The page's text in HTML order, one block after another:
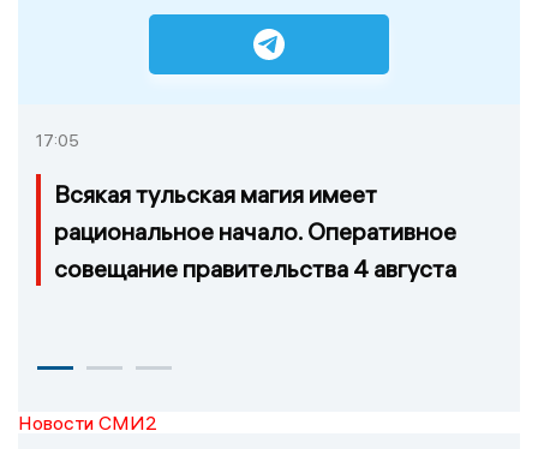
17:05
Всякая тульская магия имеет
рациональное начало. Оперативное
совещание правительства 4 августа
Новости СМИ2